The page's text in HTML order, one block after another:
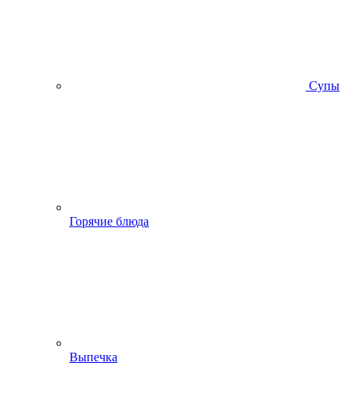
Супы
Горячие блюда
Выпечка